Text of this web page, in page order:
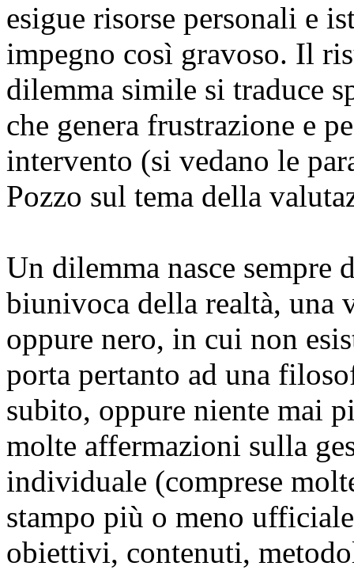
esigue risorse personali e
impegno così gravoso. Il
dilemma simile si traduce
che genera frustrazione e
intervento (si vedano le
Pozzo sul tema della
Un dilemma nasce sempre
biunivoca della realtà, una
oppure nero, in cui non
porta pertanto ad una
subito, oppure niente mai
molte affermazioni sulla
individuale (comprese
stampo più o meno
obiettivi, contenuti,